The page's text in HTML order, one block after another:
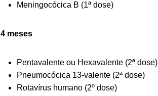
Meningocócica B (1ª dose)
4 meses
Pentavalente ou Hexavalente (2ª dose)
Pneumocócica 13-valente (2ª dose)
Rotavírus humano (2º dose)